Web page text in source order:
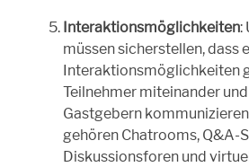
Interaktionsmöglichkeiten:
müssen sicherstellen, dass
Interaktionsmöglichkeiten
Teilnehmer miteinander
Gastgebern
gehören Chatrooms, Q&A-
Diskussionsforen und